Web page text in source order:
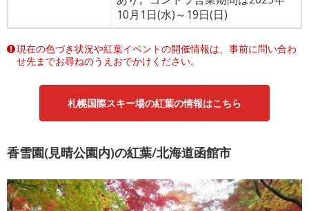
10月1日(水)～19日(日)
現在の色づき状況や紅葉イベントの開催情報は、事前に問い合わ
せ先までお尋ねのうえおでかけください。
札幌国際スキー場の紅葉の情報はこちら
香雪園(見晴公園内)の紅葉/北海道函館市